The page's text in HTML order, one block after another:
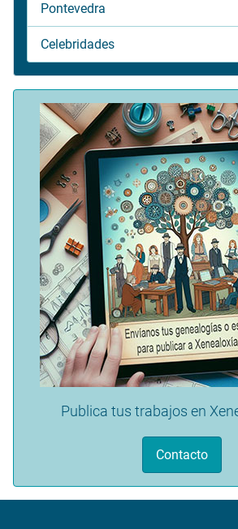
Pontevedra
Celebridades
Publica tus trabajos en
Contacto